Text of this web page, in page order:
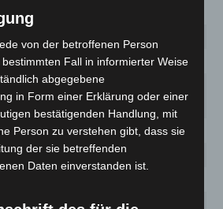
705
1689
142,5
20.496 152,3
2485
190,5
1897
373 79,8
von der betroffenen Person
Fall in informierter Weise
abgegebene
in Form einer Erklärung oder einer
bestätigenden Handlung, mit
Person zu verstehen gibt, dass sie
der sie betreffenden
Daten einverstanden ist.